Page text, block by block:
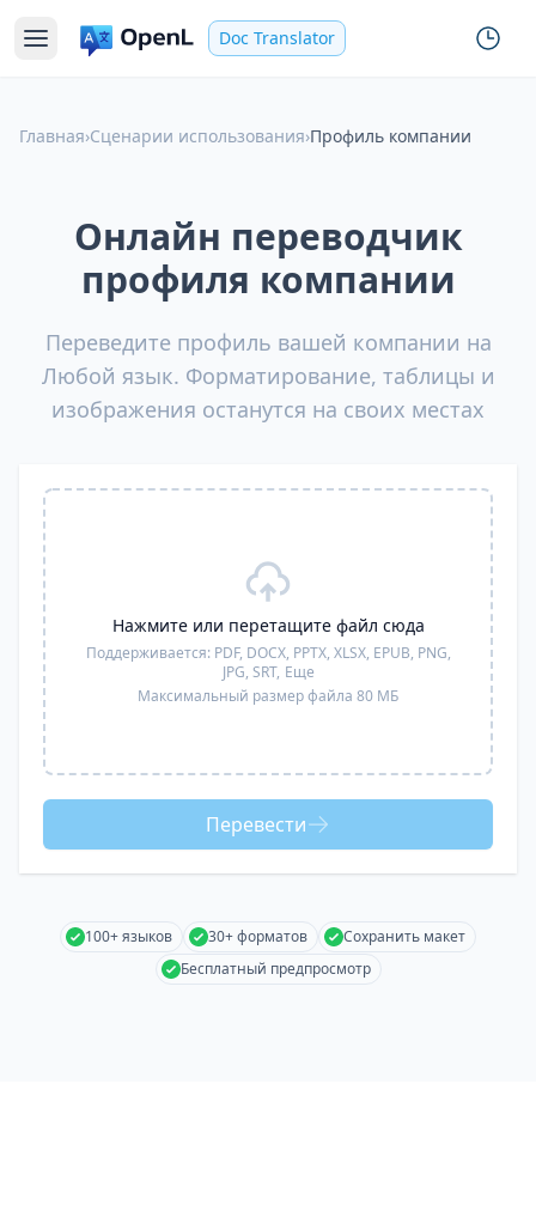
Doc Translator
Главная›Сценарии использования›Профиль компании
Онлайн переводчик
профиля компании
Переведите профиль вашей компании на
Любой язык. Форматирование, таблицы и
изображения останутся на своих местах
Нажмите или перетащите файл сюда
Поддерживается: PDF, DOCX, PPTX, XLSX, EPUB, PNG,
JPG, SRT, Еще
Максимальный размер файла 80 МБ
Перевести
100+ языков 30+ форматов
Сохранить макет
Бесплатный предпросмотр